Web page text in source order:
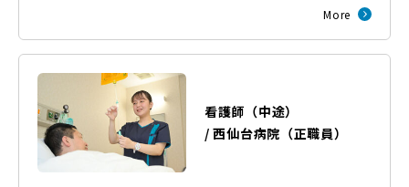
More
看護師（中途）
/西仙台病院 （正職員）